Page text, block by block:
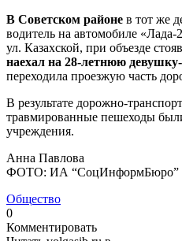
В Советском районе в тот же
водитель на автомобиле
ул. Казахской, при объезде
наехал на 28-летнюю
переходила проезжую часть
В результате дорожно-
травмированные пешеходы
учреждения.
Анна Павлова
ФОТО: ИА “СоцИнформБюро”
Общество
0
Комментировать